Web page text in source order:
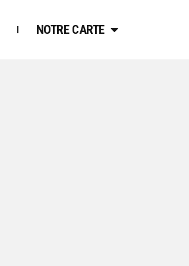
NOTRE CARTE